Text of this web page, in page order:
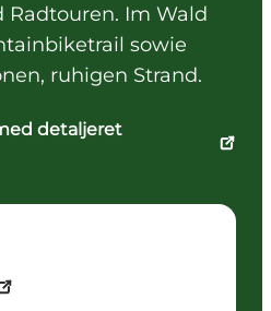
Im Wald
sowie
ruhigen Strand.
detaljeret